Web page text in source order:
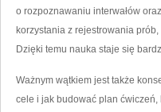
o rozpoznawaniu interwałów
korzystania z rejestrowania
Dzięki temu nauka staje się
Ważnym wątkiem jest także
cele i jak budować plan